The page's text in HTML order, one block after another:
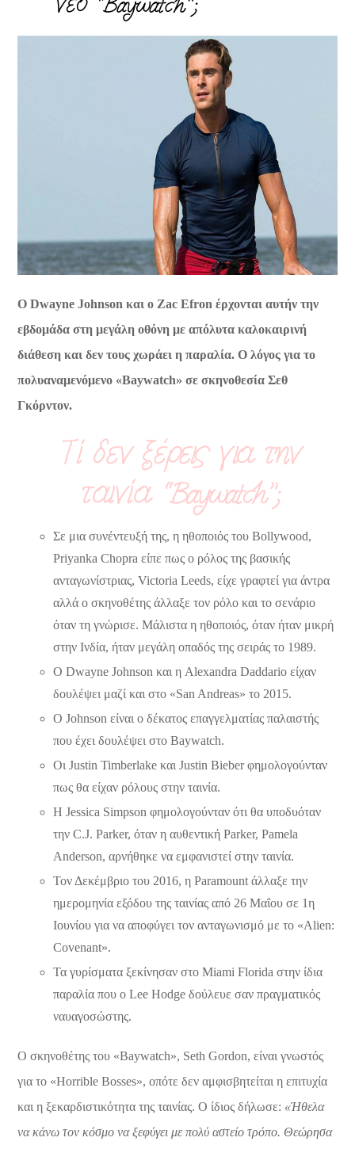
ΟDwayne Johnson και ο Zac Efron έρχονται αυτήν την
εβδομάδα στη μεγάλη οθόνη με απόλυτα καλοκαιρινή
διάθεση και δεν τους χωράει η παραλία. Ο λόγος για το
πολυαναμενόμενο «Baywatch» σε σκηνοθεσία Σεθ
Γκόρντον.
Τί δεν ξέρεις για την
ταινία “Baywatch”;
Σε μια συνέντευξή της, η ηθοποιός του Bollywood,
Priyanka Chopra είπε πως ο ρόλος της βασικής
ανταγωνίστριας, Victoria Leeds, είχε γραφτεί για άντρα
αλλά ο σκηνοθέτης άλλαξε τον ρόλο και το σενάριο
όταν τη γνώρισε. Μάλιστα η ηθοποιός, όταν ήταν μικρή
στην Ινδία, ήταν μεγάλη οπαδός της σειράς το 1989.
Ο Dwayne Johnson και η Alexandra Daddario είχαν
δουλέψει μαζί και στο «San Andreas» το 2015.
Ο Johnson είναι ο δέκατος επαγγελματίας παλαιστής
που έχει δουλέψει στο Baywatch.
Οι Justin Timberlake και Justin Bieber φημολογούνταν
πως θα είχαν ρόλους στην ταινία.
Η Jessica Simpson φημολογούνταν ότι θα υποδυόταν
την C.J. Parker, όταν η αυθεντική Parker, Pamela
Anderson, αρνήθηκε να εμφανιστεί στην ταινία.
Τον Δεκέμβριο του 2016, η Paramount άλλαξε την
ημερομηνία εξόδου της ταινίας από 26 Μαΐου σε 1η
Ιουνίου για να αποφύγει τον ανταγωνισμό με το «Alien:
Covenant».
Τα γυρίσματα ξεκίνησαν στο Miami Florida στην ίδια
παραλία που ο Lee Hodge δούλευε σαν πραγματικός
ναυαγοσώστης.
Ο σκηνοθέτης του «Baywatch», Seth Gordon, είναι γνωστός
για το «Horrible Bosses», οπότε δεν αμφισβητείται η επιτυχία
και η ξεκαρδιστικότητα της ταινίας. Ο ίδιος δήλωσε: «Ήθελα
να κάνω τον κόσμο να ξεφύγει με πολύ αστείο τρόπο. Θεώρησα